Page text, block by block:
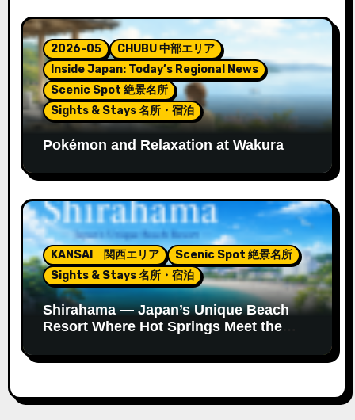
2026-05
CHUBU 中部エリア
Inside Japan: Today’s Regional News
Scenic Spot 絶景名所
Sights & Stays 名所・宿泊
Pokémon and Relaxation at Wakura
KANSAI 関西エリア
Scenic Spot 絶景名所
Sights & Stays 名所・宿泊
Shirahama — Japan’s Unique Beach
Resort Where Hot Springs Meet the